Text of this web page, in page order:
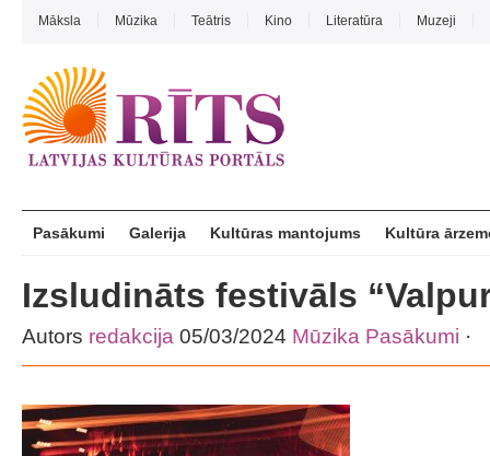
Māksla Mūzika Teātris Kino Literatūra Muzeji
Pasākumi Galerija Kultūras mantojums Kultūra
Izsludināts festivāls
Autors redakcija 05/03/2024 Mūzika Pasākumi ·